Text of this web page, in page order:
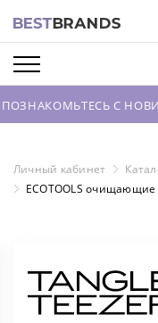
С НОВИНКАМИ
Личный кабинет
ECOTOOLS очищающие
О БРЕНДАХ
КАТАЛОГ
О КОМПАНИИ
ОПТОВЫЕ